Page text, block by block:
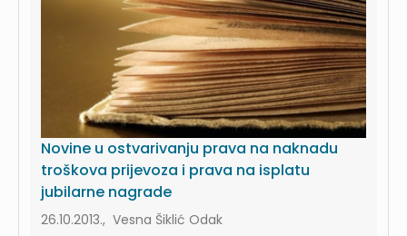
Novine u ostvarivanju prava na naknadu
troškova prijevoza i prava na isplatu
jubilarne nagrade
26.10.2013., Vesna Šiklić Odak